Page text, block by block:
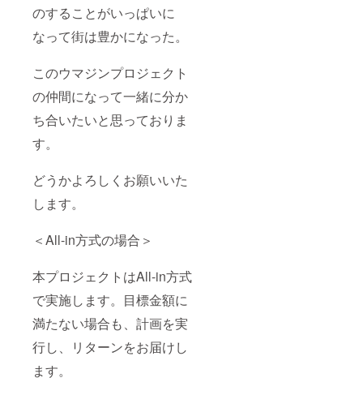
のすることがいっぱいに
なって街は豊かになった。
このウマジンプロジェクト
の仲間になって一緒に分か
ち合いたいと思っておりま
す。
どうかよろしくお願いいた
します。
＜All-in方式の場合＞
本プロジェクトはAll-in方式
で実施します。目標金額に
満たない場合も、計画を実
行し、リターンをお届けし
ます。